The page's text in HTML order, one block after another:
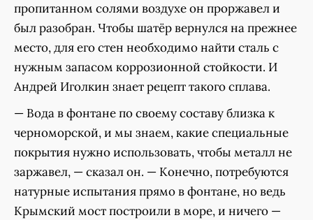
пропитанном солями воздухе он проржавел и
был разобран. Чтобы шатёр вернулся на прежнее
место, для его стен необходимо найти сталь с
нужным запасом коррозионной стойкости. И
Андрей Иголкин знает рецепт такого сплава.
— Вода в фонтане по своему составу близка к
черноморской, и мы знаем, какие специальные
покрытия нужно использовать, чтобы металл не
заржавел, — сказал он. — Конечно, потребуются
натурные испытания прямо в фонтане, но ведь
Крымский мост построили в море, и ничего —